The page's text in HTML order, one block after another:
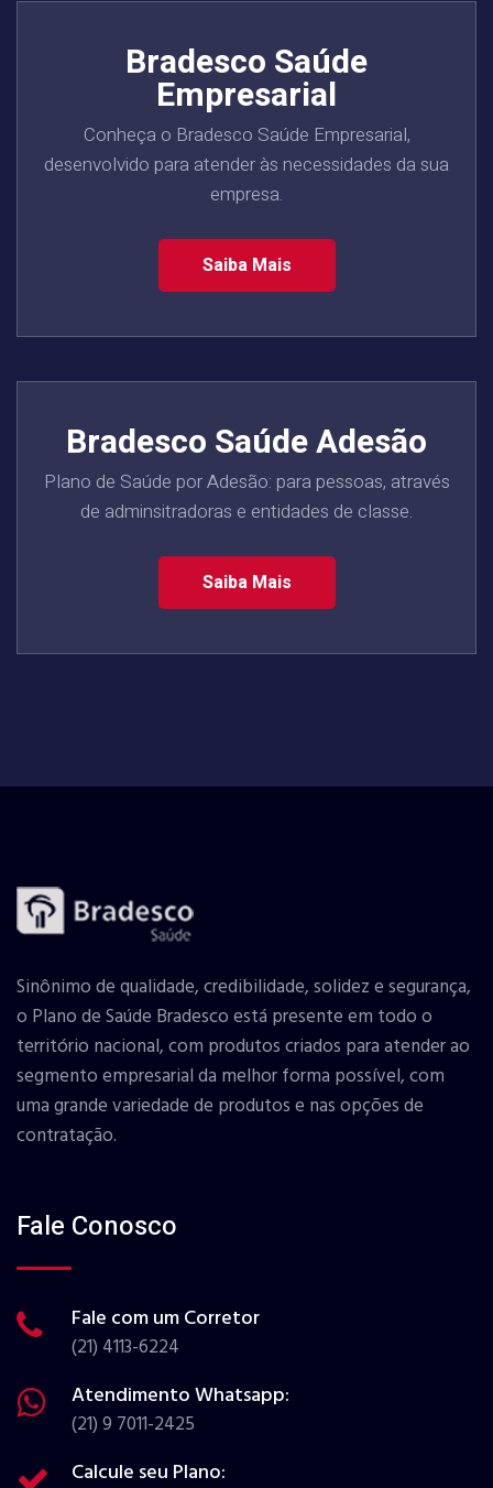
Bradesco Saúde
Empresarial
Conheça o Bradesco Saúde Empresarial,
desenvolvido para atender às necessidades da sua
empresa.
Saiba Mais
Bradesco Saúde Adesão
Plano de Saúde por Adesão: para pessoas, através
de adminsitradoras e entidades de classe.
Saiba Mais
Sinônimo de qualidade, credibilidade, solidez e segurança,
o Plano de Saúde Bradesco está presente em todo o
território nacional, com produtos criados para atender ao
segmento empresarial da melhor forma possível, com
uma grande variedade de produtos e nas opções de
contratação.
Fale Conosco
Fale com um Corretor
(21) 4113-6224
Atendimento Whatsapp:
(21) 9 7011-2425
Calcule seu Plano: